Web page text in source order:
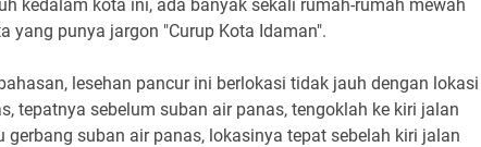
kedalam kota ini, ada banyak sekali rumah-rumah mewah
yang punya jargon "Curup Kota Idaman".
lesehan pancur ini berlokasi tidak jauh dengan lokasi
tepatnya sebelum suban air panas, tengoklah ke kiri jalan
gerbang suban air panas, lokasinya tepat sebelah kiri jalan